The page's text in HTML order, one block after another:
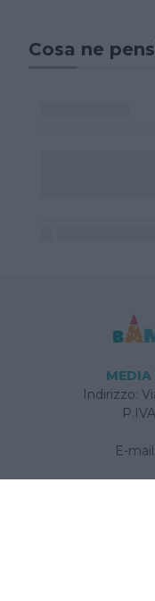
Cosa ne
MEDIA
Indirizzo:
E-mail: